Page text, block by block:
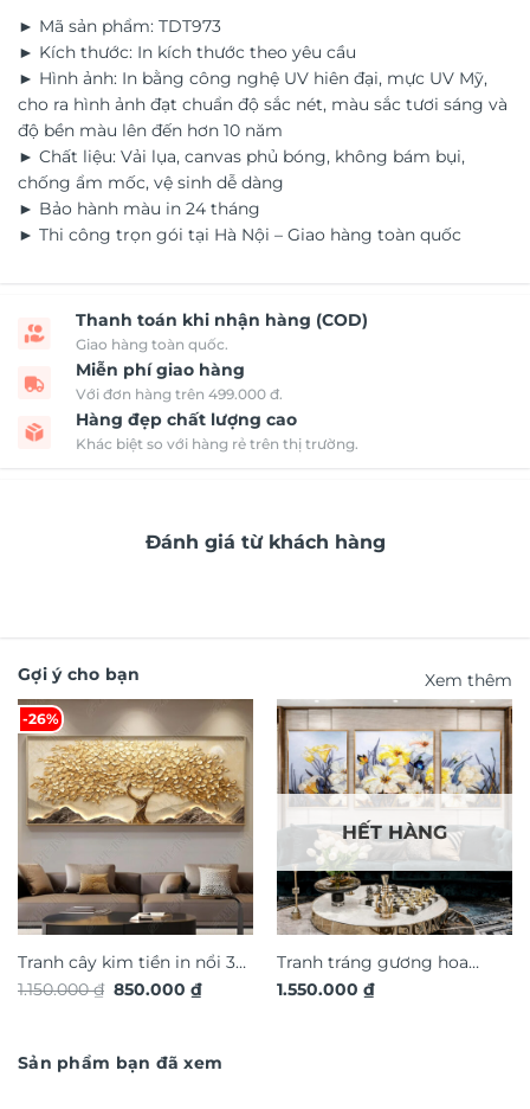
► Mã sản phẩm: TDT973
► Kích thước: In kích thước theo yêu cầu
► Hình ảnh: In bằng công nghệ UV hiên đại, mực UV Mỹ,
cho ra hình ảnh đạt chuẩn độ sắc nét, màu sắc tươi sáng và
độ bền màu lên đến hơn 10 năm
► Chất liệu: Vải lụa, canvas phủ bóng, không bám bụi,
chống ẩm mốc, vệ sinh dễ dàng
► Bảo hành màu in 24 tháng
► Thi công trọn gói tại Hà Nội – Giao hàng toàn quốc
Thanh toán khi nhận hàng (COD)
Giao hàng toàn quốc.
Miễn phí giao hàng
Với đơn hàng trên 499.000 đ.
Hàng đẹp chất lượng cao
Khác biệt so với hàng rẻ trên thị trường.
Đánh giá từ khách hàng
Gợi ý cho bạn Xem thêm
-26%
Tranh cây kim tiền in nổi 3d
hiệu ứng dát vàng TG4934S
1.150.000₫ Giá
850.000₫Giá
HẾT HÀNG
Tranh tráng gương hoa
nghệ thuật TG4914S
1.550.000 ₫
Sản phẩm bạn đã xem